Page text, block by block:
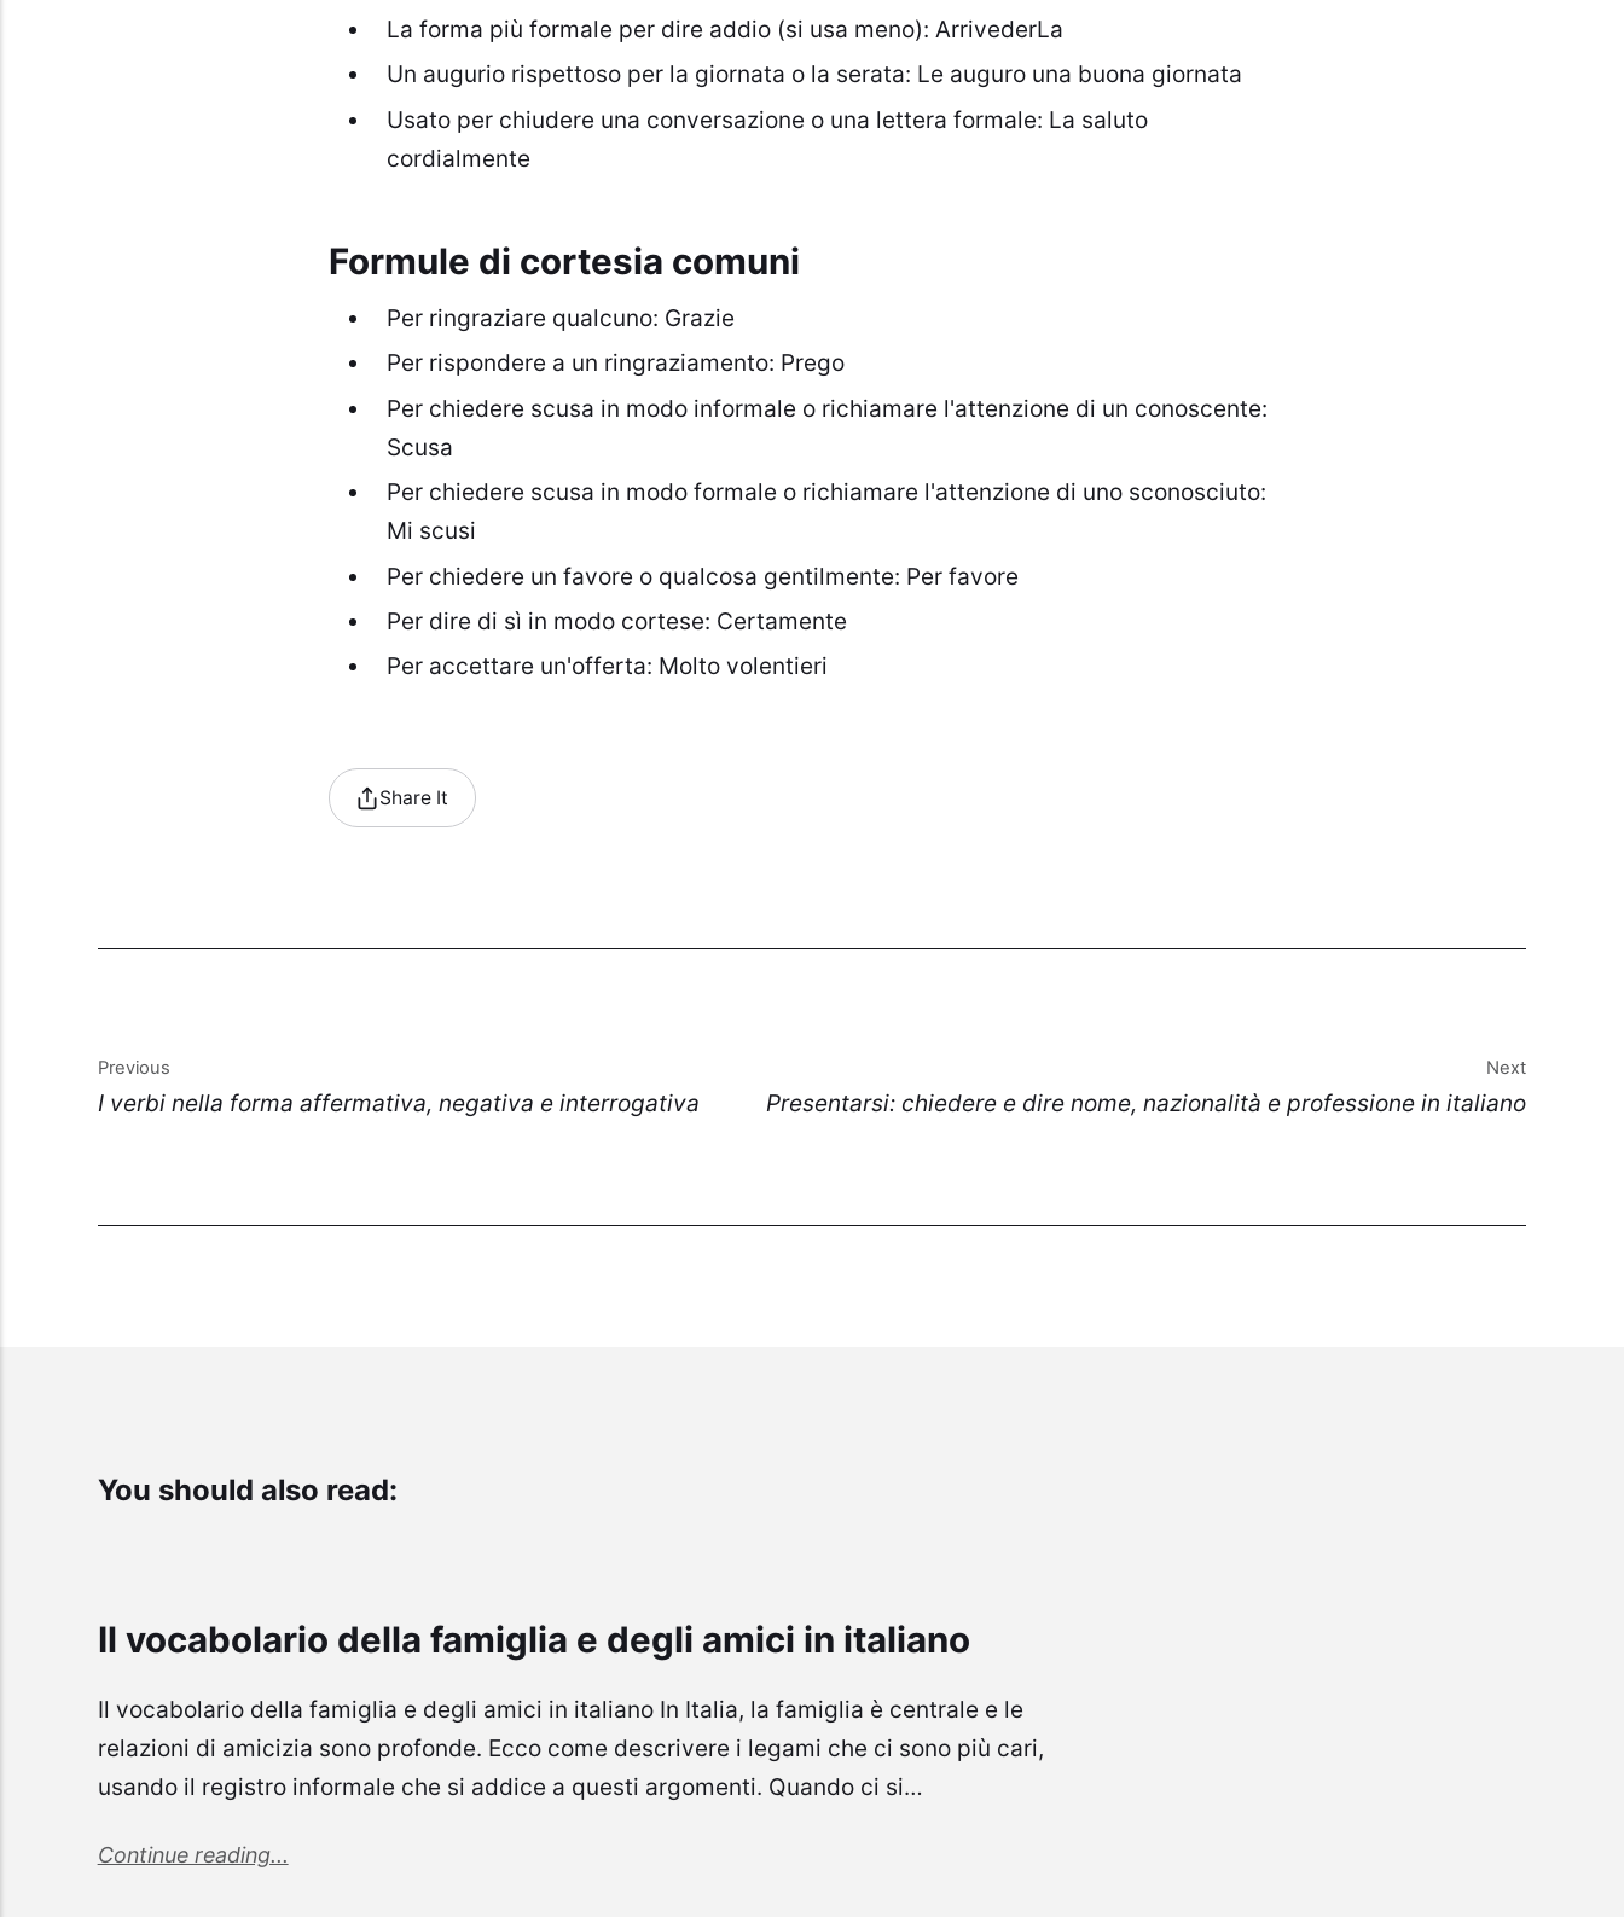
La forma più formale per dire addio (si usa meno): ArrivederLa
Un augurio rispettoso per la giornata o la serata: Le auguro una buona giornata
Usato per chiudere una conversazione o una lettera formale: La saluto
cordialmente
Formule di cortesia comuni
Per ringraziare qualcuno: Grazie
Per rispondere a un ringraziamento: Prego
Per chiedere scusa in modo informale o richiamare l'attenzione di un conoscente:
Scusa
Per chiedere scusa in modo formale o richiamare l'attenzione di uno sconosciuto:
Mi scusi
Per chiedere un favore o qualcosa gentilmente: Per favore
Per dire di sì in modo cortese: Certamente
Per accettare un'offerta: Molto volentieri
Share It
Previous
I verbi nella forma affermativa, negativa e interrogativa
Next
Presentarsi: chiedere e dire nome, nazionalità e professione in italiano
You should also read:
Il vocabolario della famiglia e degli amici in italiano
Il vocabolario della famiglia e degli amici in italiano In Italia, la famiglia è centrale e le
relazioni di amicizia sono profonde. Ecco come descrivere i legami che ci sono più cari,
usando il registro informale che si addice a questi argomenti. Quando ci si…
Continue reading...